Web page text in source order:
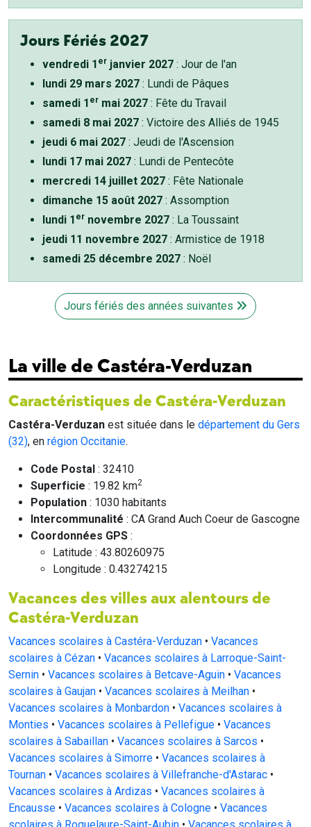
Jours Fériés 2027
vendredi 1 er janvier 2027 : Jour de l'an
lundi 29 mars 2027 : Lundi de Pâques
samedi 1 er mai 2027 : Fête du Travail
samedi 8 mai 2027 : Victoire des Alliés de 1945
jeudi 6 mai 2027 : Jeudi de l'Ascension
lundi 17 mai 2027 : Lundi de Pentecôte
mercredi 14 juillet 2027 : Fête Nationale
dimanche 15 août 2027 : Assomption
lundi 1 er novembre 2027 : La Toussaint
jeudi 11 novembre 2027 : Armistice de 1918
samedi 25 décembre 2027 : Noël
Jours fériés des années suivantes
La ville de Castéra-Verduzan
Caractéristiques de Castéra-Verduzan
Castéra-Verduzan est située dans le département du Gers
(32), en région Occitanie.
Code Postal : 32410
Superficie : 19.82 km2
Population : 1030 habitants
Intercommunalité : CA Grand Auch Coeur de Gascogne
Coordonnées GPS :
Latitude : 43.80260975
Longitude : 0.43274215
Vacances des villes aux alentours de
Castéra-Verduzan
Vacances scolaires à Castéra-Verduzan • Vacances
scolaires à Cézan • Vacances scolaires à Larroque-Saint-
Sernin • Vacances scolaires à Betcave-Aguin • Vacances
scolaires à Gaujan • Vacances scolaires à Meilhan •
Vacances scolaires à Monbardon • Vacances scolaires à
Monties • Vacances scolaires à Pellefigue • Vacances
scolaires à Sabaillan • Vacances scolaires à Sarcos •
Vacances scolaires à Simorre • Vacances scolaires à
Tournan • Vacances scolaires à Villefranche-d'Astarac •
Vacances scolaires à Ardizas • Vacances scolaires à
Encausse • Vacances scolaires à Cologne • Vacances